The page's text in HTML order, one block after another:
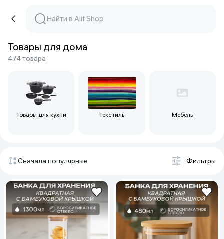
Товары для дома
474 товара
Товары для кухни Текстиль Мебель
Сначала популярные Фильтры